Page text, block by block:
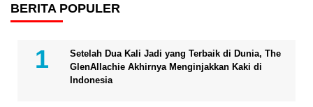
BERITA POPULER
Setelah Dua Kali Jadi yang Terbaik di Dunia, The
GlenAllachie Akhirnya Menginjakkan Kaki di
Indonesia